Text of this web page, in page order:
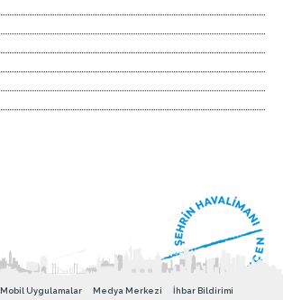
Mobil Uygulamalar Medya Merkezi
İhbar Bildirimi